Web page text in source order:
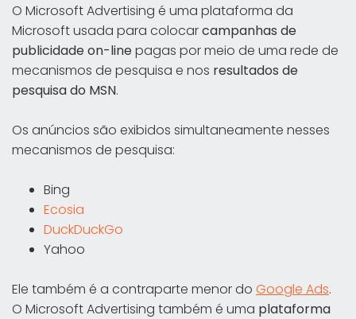
O Microsoft Advertising é uma plataforma da
Microsoft usada para colocarcampanhas de
publicidade on-linepagas por meio de uma rede de
mecanismos de pesquisa e nos resultados de
pesquisa do MSN.
Os anúncios são exibidos simultaneamente nesses
mecanismos de pesquisa:
Bing
Ecosia
DuckDuckGo
Yahoo
Ele também é a contraparte menor do Google Ads.
O Microsoft Advertising também é uma plataforma